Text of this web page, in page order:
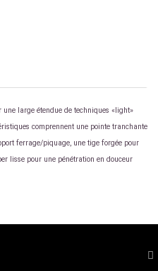
large étendue de techniques «light»
comprennent une pointe tranchante
ferrage/piquage, une tige forgée pour
lisse pour une pénétration en douceur